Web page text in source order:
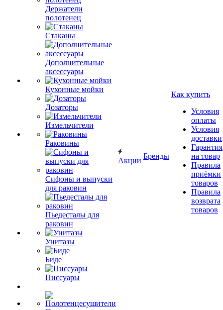
Держатели
полотенец
Стаканы
Дополнительные
аксессуары
Кухонные мойки
Дозаторы
Измельчители
Раковины
Сифоны и выпуски
для раковин
Пьедесталы для
раковин
Унитазы
Биде
Писсуары
Акции
Бренды
Как купить
Условия
оплаты
Условия
доставки
Гарантия
на товар
Правила
приёмки
товаров
Правила
возврата
товаров